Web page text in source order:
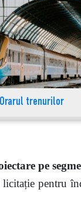
Orarul trenurilor
pe
licitație pentru